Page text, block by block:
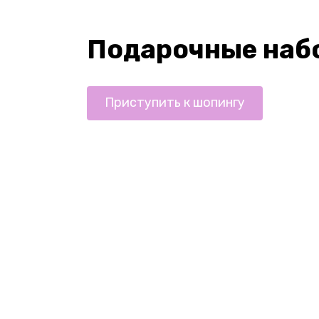
Подарочные
Приступить к шопингу